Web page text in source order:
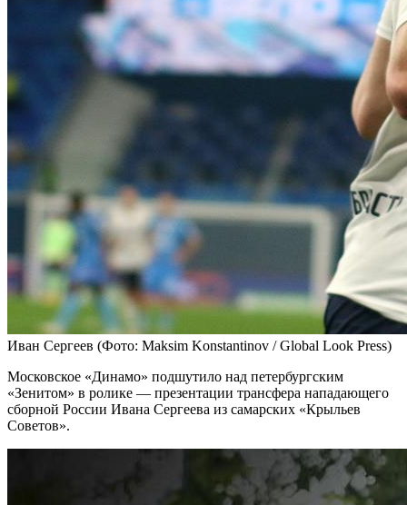
Иван Сергеев (Фото: Maksim Konstantinov / Global Look Press)
Московское «Динамо» подшутило над петербургским
«Зенитом» в ролике — презентации трансфера нападающего
сборной России Ивана Сергеева из самарских «Крыльев
Советов».